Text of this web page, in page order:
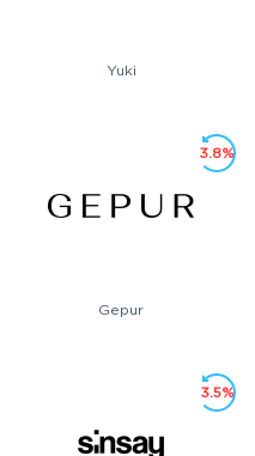
Yuki
Gepur
3.8%
3.5%